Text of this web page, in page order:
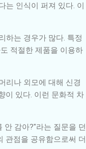
는 인식이 퍼져 있다. 이
하는 경우가 많다. 특정
적절한 제품을 이용하
리나 외모에 대해 신경
이 있다. 이런 문화적 차
안 감아?"라는 질문을 던
관점을 공유함으로써 더